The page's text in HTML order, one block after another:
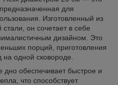
для
Изготовленный из
он сочетает в себе
дизайном. Это
порций, приготовления
одной сковороде.
дно обеспечивает быстрое и
что способствует